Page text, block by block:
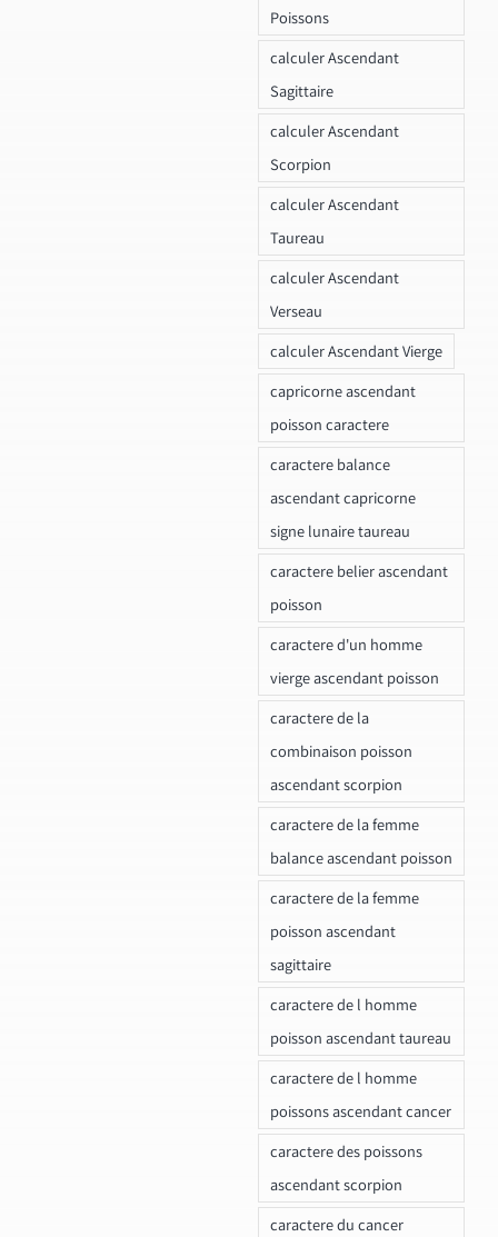
Poissons
calculer Ascendant
Sagittaire
calculer Ascendant
Scorpion
calculer Ascendant
Taureau
calculer Ascendant
Verseau
calculer Ascendant Vierge
capricorne ascendant
poisson caractere
caractere balance
ascendant capricorne
signe lunaire taureau
caractere belier ascendant
poisson
caractere d'un homme
vierge ascendant poisson
caractere de la
combinaison poisson
ascendant scorpion
caractere de la femme
balance ascendant poisson
caractere de la femme
poisson ascendant
sagittaire
caractere de l homme
poisson ascendant taureau
caractere de l homme
poissons ascendant cancer
caractere des poissons
ascendant scorpion
caractere du cancer